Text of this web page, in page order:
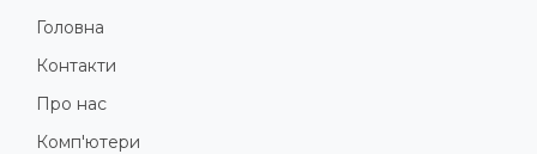
Головна
Контакти
Про нас
Комп'ютери